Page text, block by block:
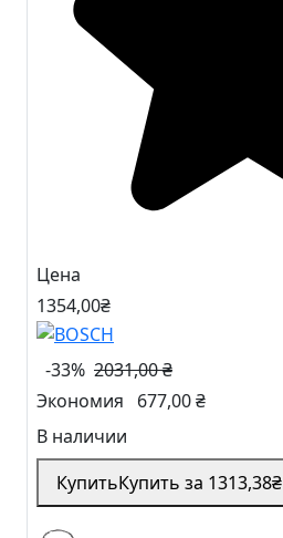
Цена
1354,00₴
-33% 2031,00 ₴
Экономия
677,00 ₴
В наличии
КупитьКупить за 1313,38₴